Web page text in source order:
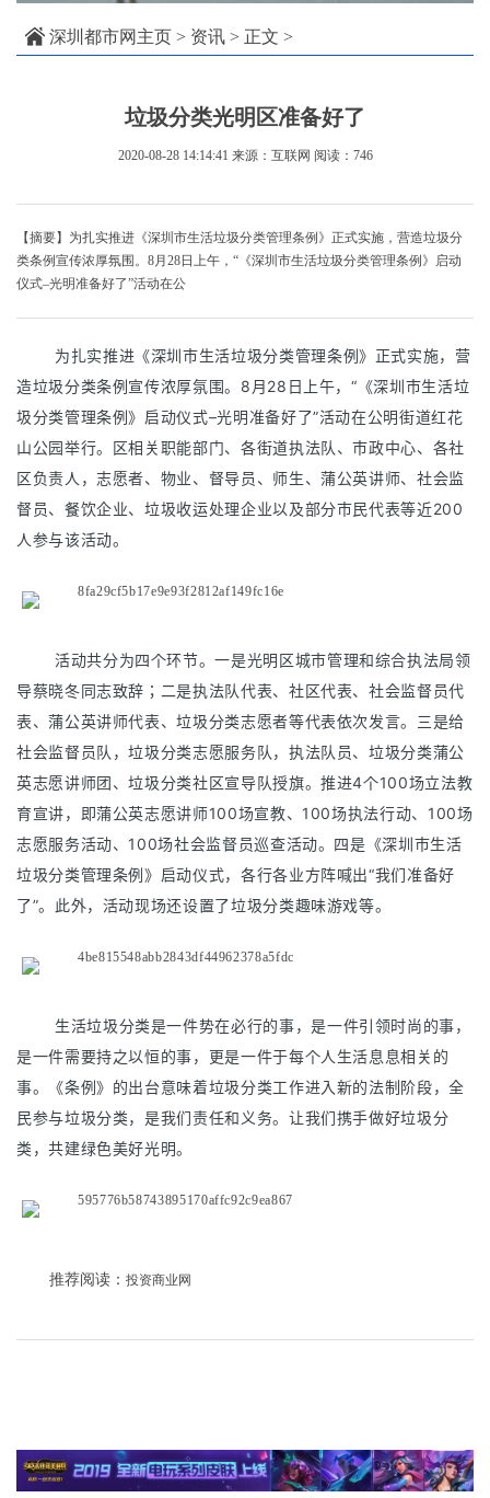
深圳都市网主页 > 资讯 > 正文 >
垃圾分类光明区准备好了
2020-08-28 14:14:41 来源：互联网 阅读：746
【摘要】为扎实推进《深圳市生活垃圾分类管理条例》正式实施，营造垃圾分
类条例宣传浓厚氛围。8月28日上午，“《深圳市生活垃圾分类管理条例》启动
仪式–光明准备好了”活动在公
为扎实推进《深圳市生活垃圾分类管理条例》正式实施，营
造垃圾分类条例宣传浓厚氛围。8月28日上午，“《深圳市生活垃
圾分类管理条例》启动仪式–光明准备好了”活动在公明街道红花
山公园举行。区相关职能部门、各街道执法队、市政中心、各社
区负责人，志愿者、物业、督导员、师生、蒲公英讲师、社会监
督员、餐饮企业、垃圾收运处理企业以及部分市民代表等近200
人参与该活动。
活动共分为四个环节。一是光明区城市管理和综合执法局领
导蔡晓冬同志致辞；二是执法队代表、社区代表、社会监督员代
表、蒲公英讲师代表、垃圾分类志愿者等代表依次发言。三是给
社会监督员队，垃圾分类志愿服务队，执法队员、垃圾分类蒲公
英志愿讲师团、垃圾分类社区宣导队授旗。推进4个100场立法教
育宣讲，即蒲公英志愿讲师100场宣教、100场执法行动、100场
志愿服务活动、100场社会监督员巡查活动。四是《深圳市生活
垃圾分类管理条例》启动仪式，各行各业方阵喊出“我们准备好
了”。此外，活动现场还设置了垃圾分类趣味游戏等。
生活垃圾分类是一件势在必行的事，是一件引领时尚的事，
是一件需要持之以恒的事，更是一件于每个人生活息息相关的
事。《条例》的出台意味着垃圾分类工作进入新的法制阶段，全
民参与垃圾分类，是我们责任和义务。让我们携手做好垃圾分
类，共建绿色美好光明。
推荐阅读： 投资商业网